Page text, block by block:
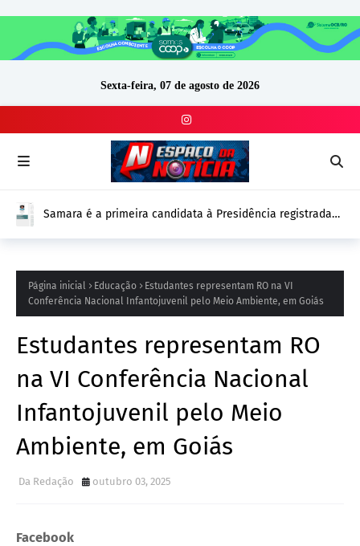
Sexta-feira, 07 de agosto de 2026
Samara é a primeira candidata à Presidência registrada
Página inicial Educação
Estudantes representam RO na VI
Conferência Nacional Infantojuvenil pelo Meio Ambiente, em Goiás
Estudantes representam RO
na VI Conferência Nacional
Infantojuvenil pelo Meio
Ambiente, em Goiás
Da Redação outubro 03, 2025
Facebook